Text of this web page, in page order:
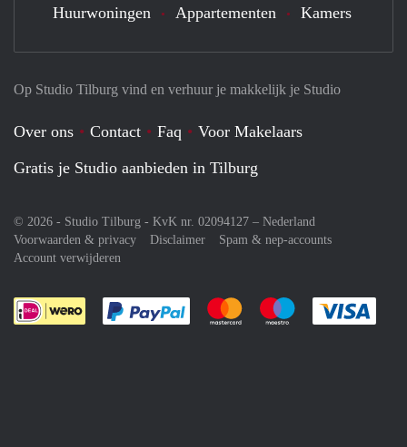
Op Studio Tilburg vind en verhuur je makkelijk je Studio
Over ons Contact Faq
Voor Makelaars
Gratis je Studio aanbieden in Tilburg
© 2026 - Studio Tilburg - KvK nr. 02094127 – Nederland
Voorwaarden & privacy
Disclaimer
Spam & nep-accounts
Account verwijderen
Je rekent gemakkelijk af met Paypal
Je rekent gemakkelijk af met
Je rekent
Huurwoningen Appartementen Kamers